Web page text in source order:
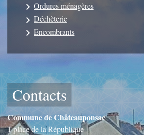
keyboard_arrow_right Ordures ménagères
keyboard_arrow_right Déchèterie
keyboard_arrow_right Encombrants
Contacts
Commune de Châteauponsac
1 place de la République